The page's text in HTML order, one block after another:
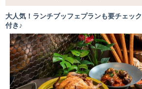
大人気！ランチブッフェプランも要チェッ
付き♪